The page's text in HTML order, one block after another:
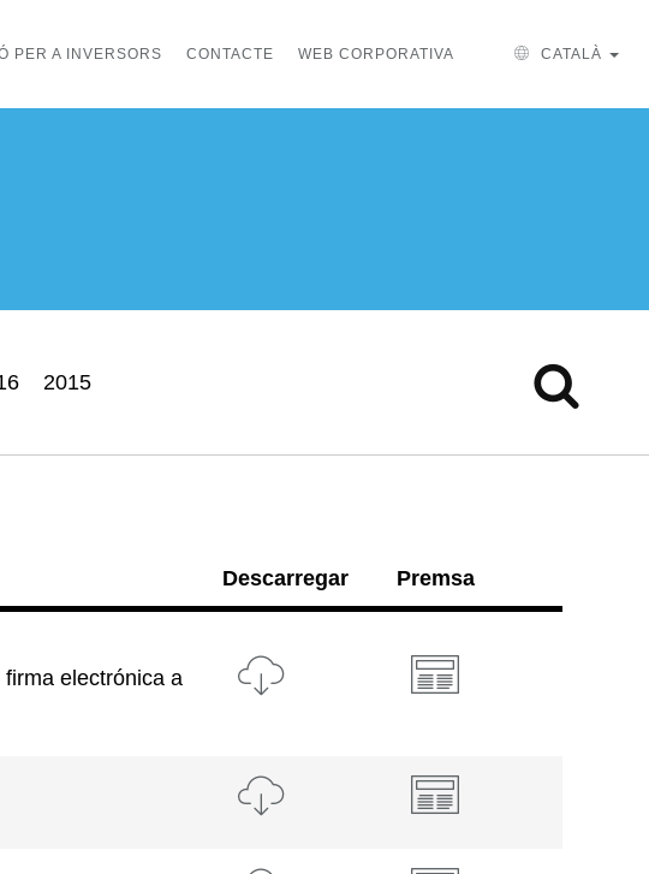
PER A INVERSORS CONTACTE WEB CORPORATIVA CATALÀ
2015
Descarregar Premsa
electrónica a